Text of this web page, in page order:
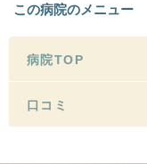
この病院のメニュー
病院TOP
口コミ